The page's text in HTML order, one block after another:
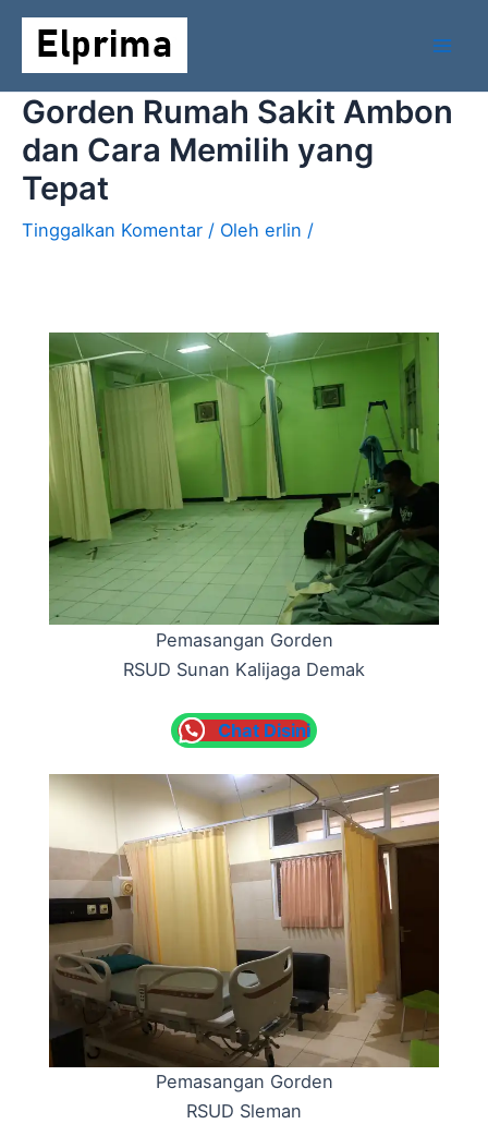
Lewati
konten
Gorden Rumah Sakit Ambon
dan Cara Memilih yang
Tepat
Tinggalkan Komentar / Oleh erlin /
Pemasangan Gorden
RSUD Sunan Kalijaga Demak
Chat Disini
Pemasangan Gorden
RSUD Sleman